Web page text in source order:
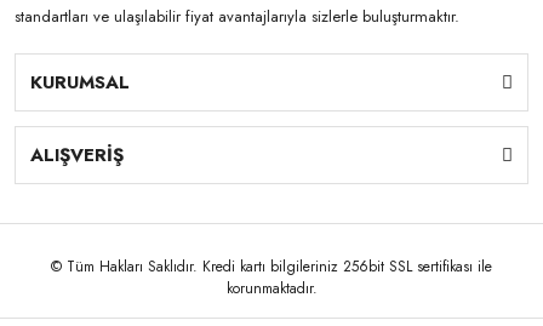
standartları ve ulaşılabilir fiyat avantajlarıyla sizlerle buluşturmaktır.
KURUMSAL
ALIŞVERİŞ
© Tüm Hakları Saklıdır. Kredi kartı bilgileriniz 256bit SSL sertifikası ile
korunmaktadır.